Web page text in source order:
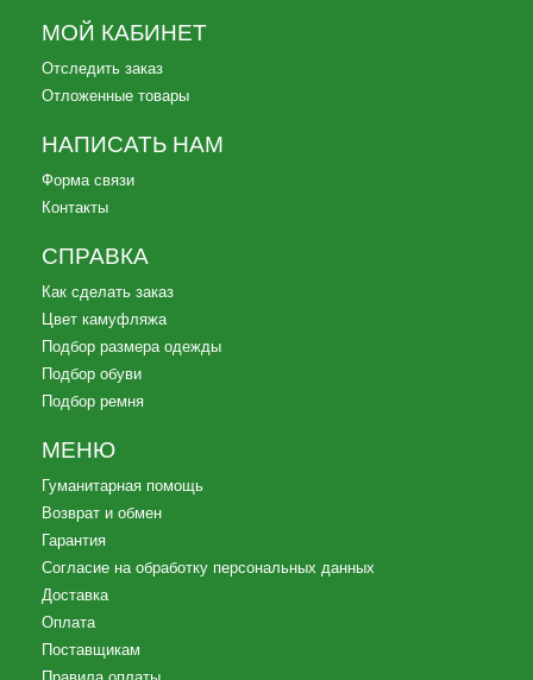
МОЙ КАБИНЕТ
Отследить заказ
Отложенные товары
НАПИСАТЬ НАМ
Форма связи
Контакты
СПРАВКА
Как сделать заказ
Цвет камуфляжа
Подбор размера одежды
Подбор обуви
Подбор ремня
МЕНЮ
Гуманитарная помощь
Возврат и обмен
Гарантия
Согласие на обработку персональных данных
Доставка
Оплата
Поставщикам